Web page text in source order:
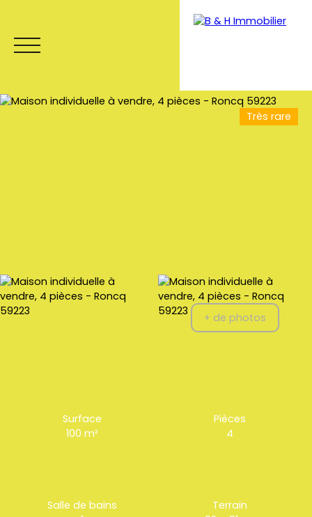
Très rare
+ de photos
Surface
100m²
Pièces
4
Salle de bains
Terrain